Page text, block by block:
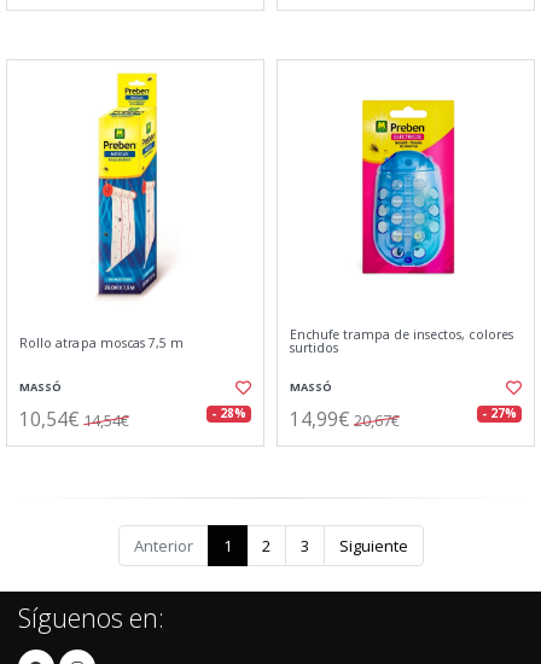
Rollo atrapa moscas 7,5 m
MASSÓ
10,54€ 14,54€ - 28%
Enchufe trampa de insectos, colores
surtidos
MASSÓ
14,99€ 20,67€ - 27%
Anterior 1 2 3 Siguiente
Síguenos en: